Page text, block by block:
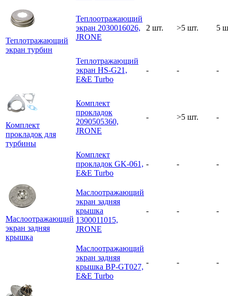
Теплотражающий
экран турбин
Теплоотражающий
экран 2030016026,
JRONE
2 шт. >5 шт. 5
Теплотражающий
экран HS-G21,
E&E Turbo
- - -
Комплект
прокладок для
турбины
Комплект
прокладок
2090505360,
JRONE
- >5 шт. -
Комплект
прокладок GK-061,
E&E Turbo
- - -
Маслоотражающий
экран задняя
крышка
Маслоотражающий
экран задняя
крышка
1300011015,
JRONE
- - -
Маслоотражающий
экран задняя
крышка BP-GT027,
E&E Turbo
- - -